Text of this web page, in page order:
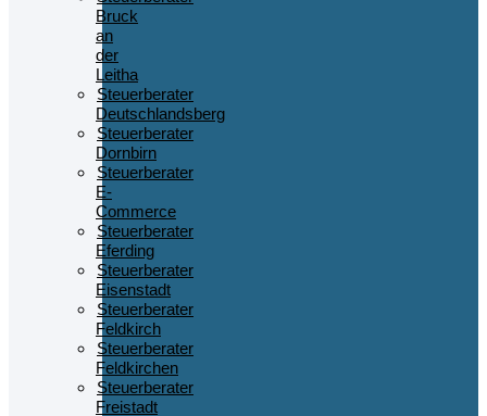
Bruck
an
der
Leitha
Steuerberater
Deutschlandsberg
Steuerberater
Dornbirn
Steuerberater
E-
Commerce
Steuerberater
Eferding
Steuerberater
Eisenstadt
Steuerberater
Feldkirch
Steuerberater
Feldkirchen
Steuerberater
Freistadt